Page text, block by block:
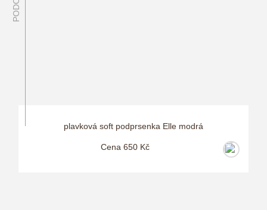
plavková soft podprsenka Elle modrá
Cena 650 Kč